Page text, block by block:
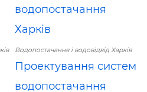
водопостачання
Харків
Водопостачання і водовідвід Харків
Проектування систем
водопостачання